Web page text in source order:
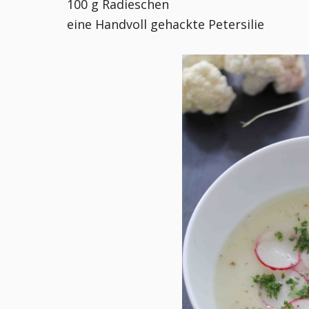
100 g Radieschen
eine Handvoll gehackte Petersilie